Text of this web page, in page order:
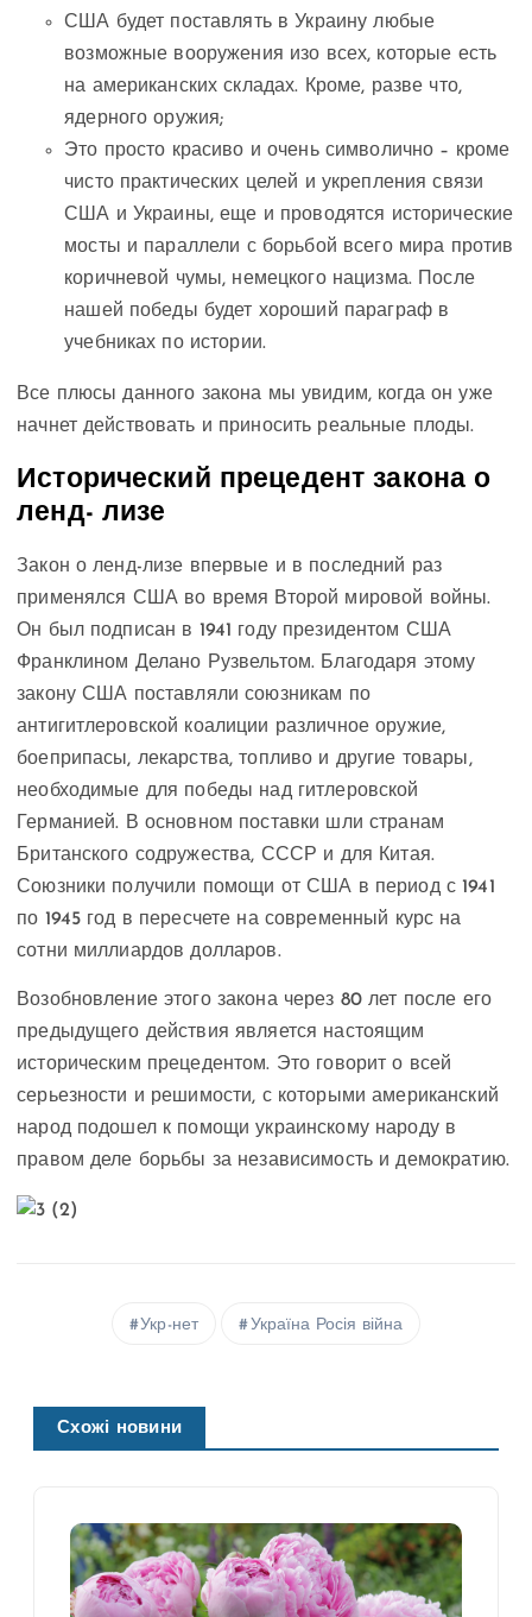
США будет поставлять в Украину любые
возможные вооружения изо всех, которые есть
на американских складах. Кроме, разве что,
ядерного оружия;
Это просто красиво и очень символично – кроме
чисто практических целей и укрепления связи
США и Украины, еще и проводятся исторические
мосты и параллели с борьбой всего мира против
коричневой чумы, немецкого нацизма. После
нашей победы будет хороший параграф в
учебниках по истории.
Все плюсы данного закона мы увидим, когда он уже
начнет действовать и приносить реальные плоды.
Исторический прецедент закона о
ленд- лизе
Закон о ленд-лизе впервые и в последний раз
применялся США во время Второй мировой войны.
Он был подписан в 1941 году президентом США
Франклином Делано Рузвельтом. Благодаря этому
закону США поставляли союзникам по
антигитлеровской коалиции различное оружие,
боеприпасы, лекарства, топливо и другие товары,
необходимые для победы над гитлеровской
Германией. В основном поставки шли странам
Британского содружества, СССР и для Китая.
Союзники получили помощи от США в период с 1941
по 1945 год в пересчете на современный курс на
сотни миллиардов долларов.
Возобновление этого закона через 80 лет после его
предыдущего действия является настоящим
историческим прецедентом. Это говорит о всей
серьезности и решимости, с которыми американский
народ подошел к помощи украинскому народу в
правом деле борьбы за независимость и демократию.
Укр-нет Україна Росія війна
Схожі новини